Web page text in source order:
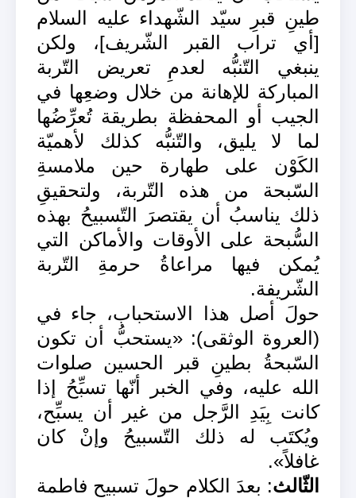
طينِ قبرِ سيّد الشّهداء عليه السلام
[أي تراب القبر الشّريف]، ولكن
ينبغي التّنبُّه لعدمِ تعريض التّربة
المباركة للإهانة من خلال وضعِها في
الجيب أو المحفظة بطريقة تُعرِّضُها
لما لا يليق، والتّنبُّه كذلك لأهميّة
الكَوْن على طهارة حين ملامسةِ
السّبحة من هذه التّربة، ولتحقيقِ
ذلك يناسبُ أن يقتصرَ التّسبيحُ بهذه
السُّبحة على الأوقات والأماكن التي
يُمكن فيها مراعاةُ حرمةِ التّربة
الشّريفة.
حولَ أصل هذا الاستحباب، جاء في
(العروة الوثقى): «يستحبُّ أن تكون
السّبحةُ بطينِ قبر الحسين صلوات
الله عليه، وفي الخبر أنّها تسبِّحُ إذا
كانت بِيَدِ الرَّجل من غير أن يسبِّح،
ويُكتَب له ذلك التّسبيحُ وإنْ كان
غافلاً».
الثّالث: بعدَ الكلام حولَ تسبيحِ فاطمة